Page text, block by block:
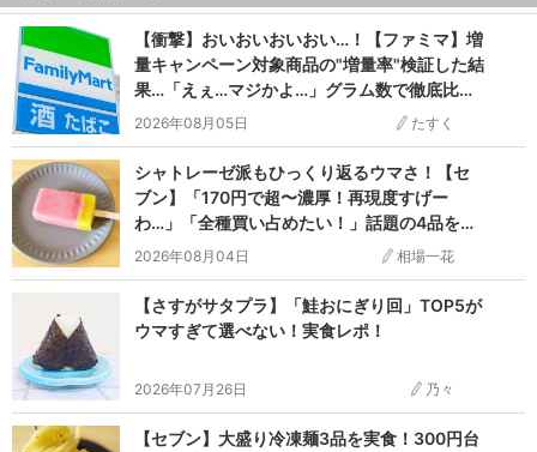
その中でもおすすめのスイーツやアイス、お弁当・麺・冷
凍食品・お惣菜・お菓子・パンを中心に編集部が実際に食
べたリアルな声をお届けしています。
時々、ミニストップのおすすめ新商品も紹介しています！
今年のコンビニ新商品で話題になっているのは「マリトッ
ツォ」と「台湾カステラ」ですね。続々と新作が発売され
ています。次はどんな新商品が話題になるのでしょう
か！？
【衝撃】おいおいおいおい…！【ファミマ】増
量キャンペーン対象商品の"増量率"検証した結
果…「えぇ…マジかよ…」グラム数で徹底比較
6選！
2026年08月05日 たすく
シャトレーゼ派もひっくり返るウマさ！【セ
ブン】「170円で超〜濃厚！再現度すげー
わ…」「全種買い占めたい！」話題の4品を実
食
2026年08月04日 相場一花
【さすがサタプラ】「鮭おにぎり回」TOP5が
ウマすぎて選べない！実食レポ！
2026年07月26日 乃々
【セブン】大盛り冷凍麺3品を実食！300円台